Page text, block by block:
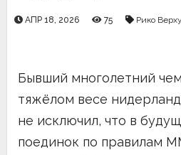
АПР 18, 2026 75 Рико
Бывший многолетний
тяжёлом весе
не исключил, что в
поединок по правилам